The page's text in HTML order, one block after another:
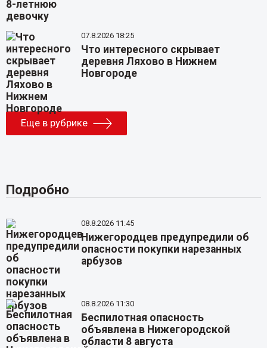
07.8.2026 18:25
Что интересного скрывает
деревня Ляхово в Нижнем
Новгороде
Еще в рубрике
Подробно
08.8.2026 11:45
Нижегородцев предупредили об
опасности покупки нарезанных
арбузов
08.8.2026 11:30
Беспилотная опасность
объявлена в Нижегородской
области 8 августа